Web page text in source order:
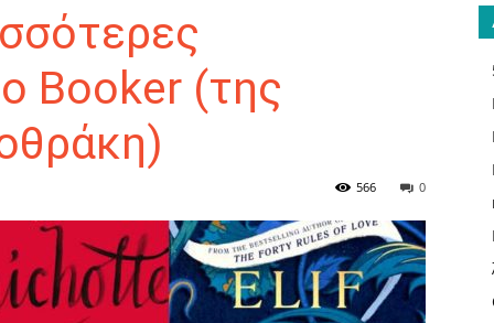
ΓΙΑ
Booker (της
0
566